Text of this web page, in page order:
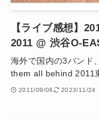
【ライブ感想】
2011 @ 渋谷O-
海外で国内の3バンド
them all behind 2011
2011/09/06 2023/11/24